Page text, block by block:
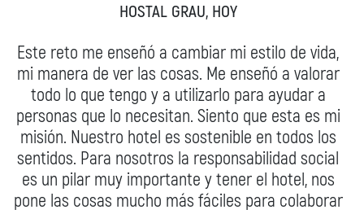
HOSTAL GRAU, HOY
Este reto me enseñó a cambiar mi estilo de vida,
mi manera de ver las cosas. Me enseñó a valorar
todo lo que tengo y a utilizarlo para ayudar a
personas que lo necesitan. Siento que esta es mi
misión. Nuestro hotel es sostenible en todos los
sentidos. Para nosotros la responsabilidad social
es un pilar muy importante y tener el hotel, nos
pone las cosas mucho más fáciles para colaborar